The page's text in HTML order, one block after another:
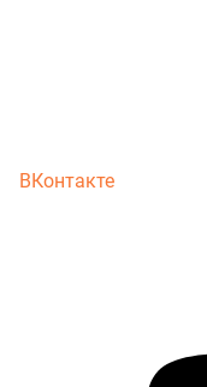
ВКонтакте